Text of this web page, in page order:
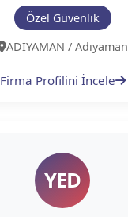
Özel Güvenlik
ADIYAMAN / Adıyaman
Firma Profilini İncele
YED